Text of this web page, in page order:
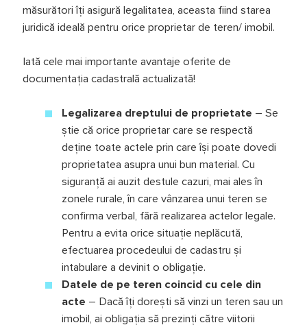
măsurători îți asigură legalitatea, aceasta fiind starea
juridică ideală pentru orice proprietar de teren/ imobil.
Iată cele mai importante avantaje oferite de
documentația cadastrală actualizată!
Legalizarea dreptului de proprietate – Se
știe că orice proprietar care se respectă
deține toate actele prin care își poate dovedi
proprietatea asupra unui bun material. Cu
siguranță ai auzit destule cazuri, mai ales în
zonele rurale, în care vânzarea unui teren se
confirma verbal, fără realizarea actelor legale.
Pentru a evita orice situație neplăcută,
efectuarea procedeului de cadastru și
intabulare a devinit o obligație.
Datele de pe teren coincid cu cele din
acte – Dacă îți dorești să vinzi un teren sau un
imobil, ai obligația să prezinți către viitorii